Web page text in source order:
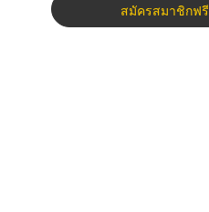
สมัครสมาชิกฟรี